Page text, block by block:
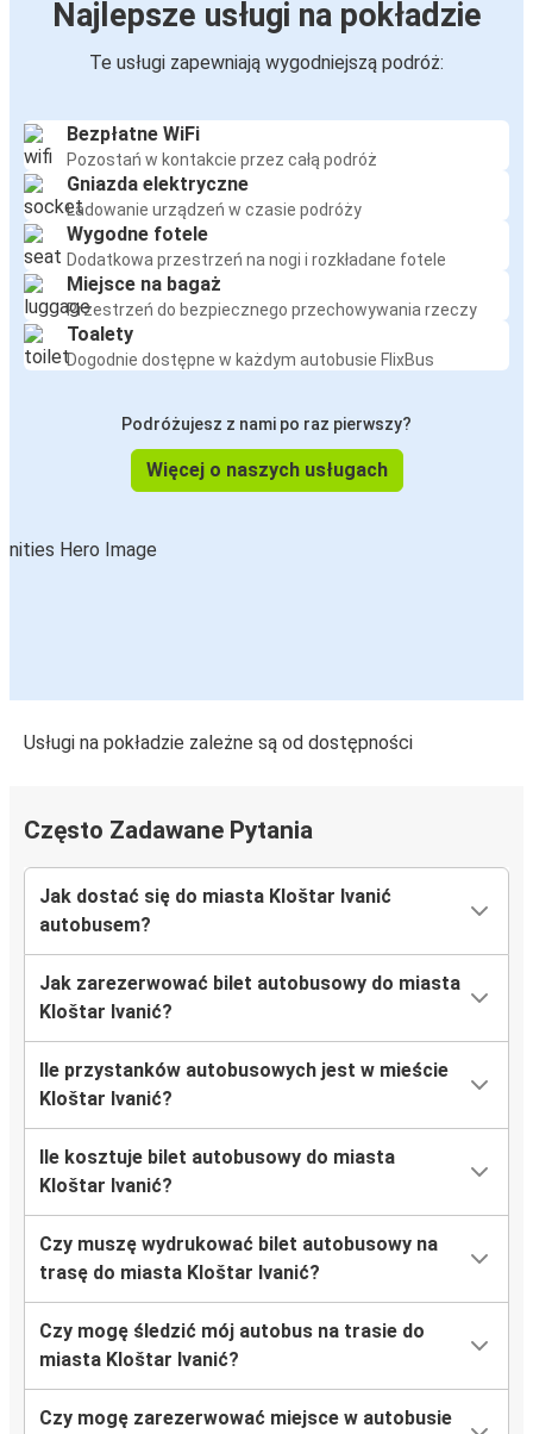
Najlepsze usługi na pokładzie
Te usługi zapewniają wygodniejszą podróż:
Bezpłatne WiFi
Pozostań w kontakcie przez całą podróż
Gniazda elektryczne
Ładowanie urządzeń w czasie podróży
Wygodne fotele
Dodatkowa przestrzeń na nogi i rozkładane fotele
Miejsce na bagaż
Przestrzeń do bezpiecznego przechowywania rzeczy
Toalety
Dogodnie dostępne w każdym autobusie FlixBus
Podróżujesz z nami po raz pierwszy?
Więcej o naszych usługach
Usługi na pokładzie zależne są od dostępności
Często Zadawane Pytania
Jak dostać się do miasta Kloštar Ivanić
autobusem?
Jak zarezerwować bilet autobusowy do miasta
Kloštar Ivanić?
Ile przystanków autobusowych jest w mieście
Kloštar Ivanić?
Ile kosztuje bilet autobusowy do miasta
Kloštar Ivanić?
Czy muszę wydrukować bilet autobusowy na
trasę do miasta Kloštar Ivanić?
Czy mogę śledzić mój autobus na trasie do
miasta Kloštar Ivanić?
Czy mogę zarezerwować miejsce w autobusie